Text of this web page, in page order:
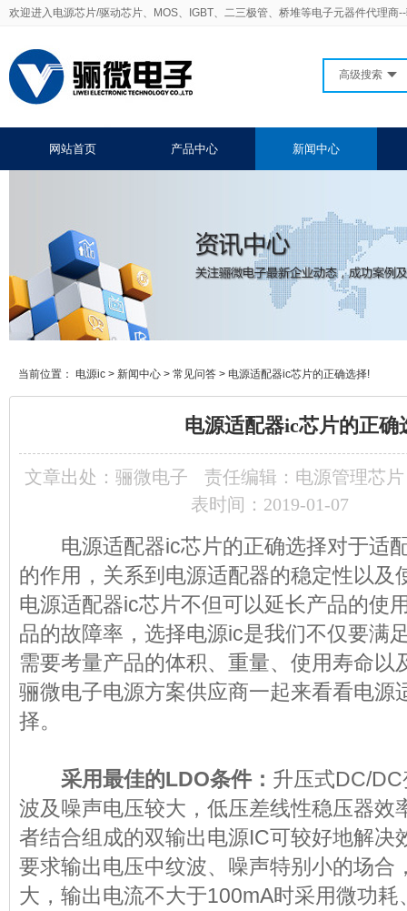
欢迎进入电源芯片/驱动芯片、MOS、IGBT、二三极管、桥堆等电子元器件代理商
高级搜索
网站首页 产品中心 新闻中心
当前位置： 电源ic > 新闻中心 > 常见问答 > 电源适配器ic芯片的正确选择!
电源适配器ic芯片的正确
文章出处： 骊微电子
责任编辑：电源管理芯片
表时间：2019-01-07
电源适配器ic芯片的正确选择对于适
的作用，关系到电源适配器的稳定性以及
电源适配器ic芯片不但可以延长产品的使
品的故障率，选择电源ic是我们不仅要满
需要考量产品的体积、重量、使用寿命以
骊微电子电源方案供应商一起来看看电源
择。
采用最佳的LDO条件： 升压式DC/
波及噪声电压较大，低压差线性稳压器效
者结合组成的双输出电源IC可较好地解决
要求输出电压中纹波、噪声特别小的场合
大，输出电流不大于100mA时采用微功